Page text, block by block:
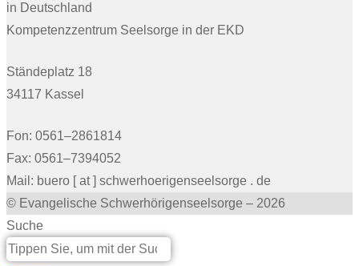
in Deutschland
Kompetenzzentrum Seelsorge in der EKD
Ständeplatz 18
34117 Kassel
Fon: 0561–2861814
Fax: 0561–7394052
Mail: buero [ at ] schwerhoerigenseelsorge . de
© Evangelische Schwerhörigenseelsorge – 2026
Suche